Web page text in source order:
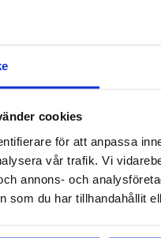
cookies
för att anpassa
vår trafik. Vi
annons- och
som du har tillhandahållit